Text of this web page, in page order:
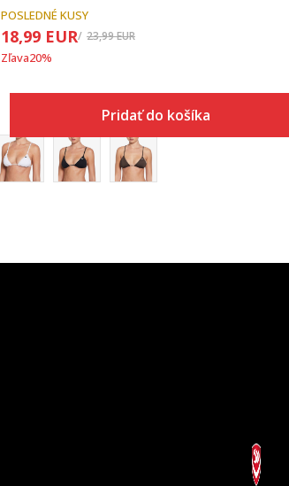
POSLEDNÉ KUSY
18,99 EUR 23,99EUR
Zľava20%
Pridať do košíka